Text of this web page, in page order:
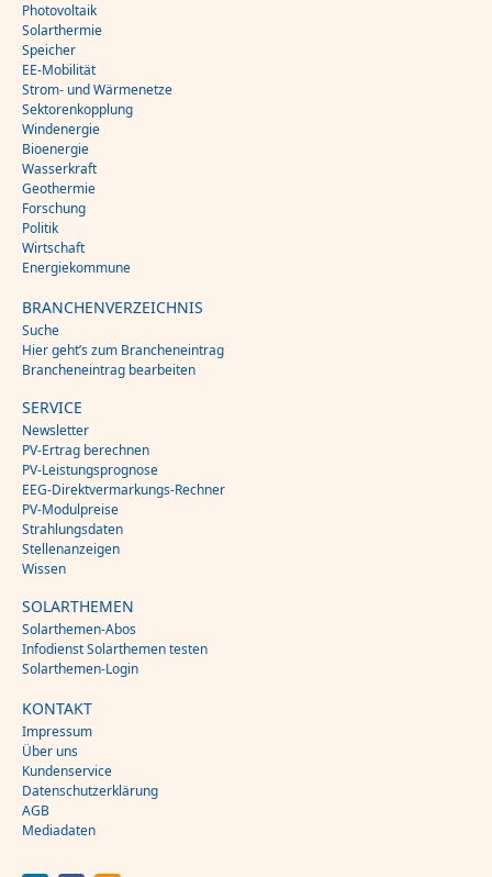
Photovoltaik
Solarthermie
Speicher
EE-Mobilität
Strom- und Wärmenetze
Sektorenkopplung
Windenergie
Bioenergie
Wasserkraft
Geothermie
Forschung
Politik
Wirtschaft
Energiekommune
BRANCHENVERZEICHNIS
Suche
Hier geht’s zum Brancheneintrag
Brancheneintrag bearbeiten
SERVICE
Newsletter
PV-Ertrag berechnen
PV-Leistungsprognose
EEG-Direktvermarkungs-Rechner
PV-Modulpreise
Strahlungsdaten
Stellenanzeigen
Wissen
SOLARTHEMEN
Solarthemen-Abos
Infodienst Solarthemen testen
Solarthemen-Login
KONTAKT
Impressum
Über uns
Kundenservice
Datenschutzerklärung
AGB
Mediadaten